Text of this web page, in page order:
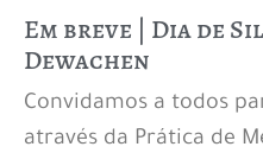
Em breve | Dia de
Dewachen
Convidamos a todos
através da Prática de